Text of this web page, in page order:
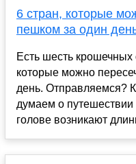
6 стран, которые
пешком за один
Есть шесть крошечных
которые можно
день. Отправляемся?
думаем о путешествии
голове возникают